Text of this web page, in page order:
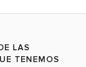
LAS
TENEMOS